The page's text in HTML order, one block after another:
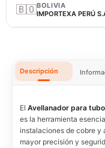
🇧🇴BOLIVIA
IMPORTEXA PERÚ
Descripción
El Avellanador para
es la herramienta
instalaciones de cobre y
mayor precisión y